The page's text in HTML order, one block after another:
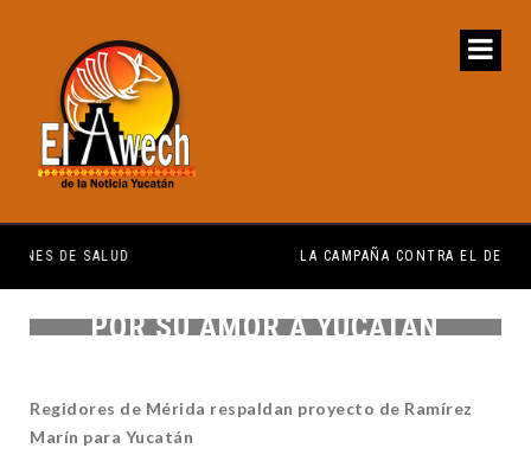
LA CAMPAÑA CONTRA EL DENGUE SERÁ PERMANENTE Y ORDENADA
POR SU AMOR A YUCATÁN
Regidores de Mérida respaldan proyecto de Ramírez
Marín para Yucatán